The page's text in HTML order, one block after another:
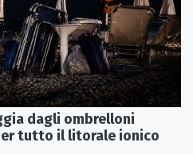
dagli ombrelloni
tutto il litorale ionico